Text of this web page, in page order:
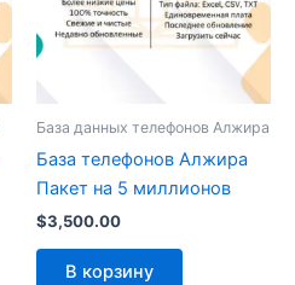
База данных телефонов Алжира
База телефонов Алжира
Пакет на 5 миллионов
$3,500.00
В корзину